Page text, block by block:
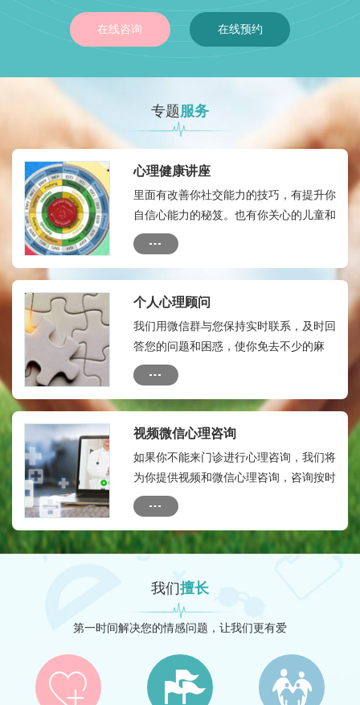
在线咨询 在线预约
专题服务
心理健康讲座
里面有改善你社交能力的技巧，有提升你
自信心能力的秘笈。也有你关心的儿童和
成人的心理健康热点，有如何自我心理治
疗的方法和技术
个人心理顾问
我们用微信群与您保持实时联系，及时回
答您的问题和困惑，使你免去不少的麻
烦。为保证您的瘾私，本微信群只有您及
您的联系人与心理专家，专家助理等人，
没有外人。全年顾问费：580元。
视频微信心理咨询
如果你不能来门诊进行心理咨询，我们将
为你提供视频和微信心理咨询，咨询按时
间收费：收费标准如下：10分钟内：50
元---20分钟内：150元
我们擅长
第一时间解决您的情感问题，让我们更有爱